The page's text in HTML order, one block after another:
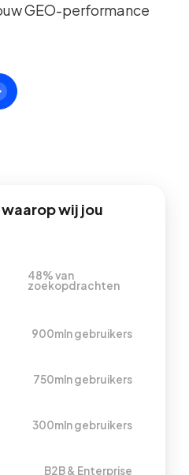
GEO-performance
wij jou
48% van
zoekopdrachten
900mln gebruikers
750mln gebruikers
300mln gebruikers
B2B & Enterprise